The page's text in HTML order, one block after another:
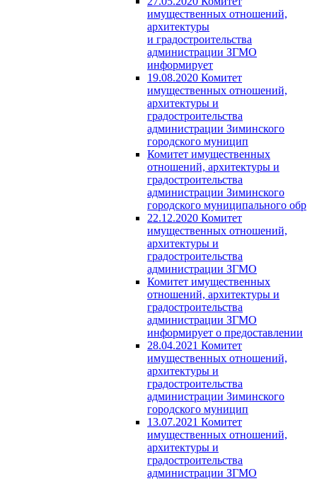
имущественных отношений,
архитектуры
и градостроительства
администрации ЗГМО
информирует
19.08.2020 Комитет
имущественных отношений,
архитектуры и
градостроительства
администрации Зиминского
городского муницип
Комитет имущественных
отношений, архитектуры и
градостроительства
администрации Зиминского
городского муниципального обр
22.12.2020 Комитет
имущественных отношений,
архитектуры и
градостроительства
администрации ЗГМО
Комитет имущественных
отношений, архитектуры и
градостроительства
администрации ЗГМО
информирует о предоставлении
28.04.2021 Комитет
имущественных отношений,
архитектуры и
градостроительства
администрации Зиминского
городского муницип
13.07.2021 Комитет
имущественных отношений,
архитектуры и
градостроительства
администрации ЗГМО